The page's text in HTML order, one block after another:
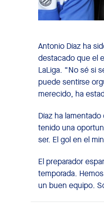
Antonio Díaz ha
destacado que el
LaLiga. “No sé si
puede sentirse
merecido, ha
Díaz ha
tenido una
ser. El gol en el
El preparador
temporada.
un buen equipo.